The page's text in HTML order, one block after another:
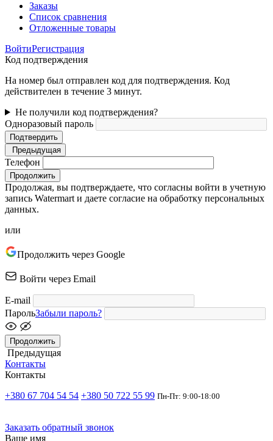
Заказы
Список сравнения
Отложенные товары
ВойтиРегистрация
Код подтверждения
На номер был отправлен код для подтверждения. Код
действителен в течение 3 минут.
Не получили код подтверждения?
Одноразовый пароль
Подтвердить
Предыдущая
Телефон
Продолжить
Продолжая, вы подтверждаете, что согласны войти в учетную
запись Watermart и даете согласие на обработку персональных
данных.
или
Продолжить через Google
Войти через Email
E-mail
ПарольЗабыли пароль?
Продолжить
Предыдущая
Контакты
Контакты
+380 67 704 54 54 +380 50 722 55 99 Пн-Пт: 9:00-18:00
Заказать обратный звонок
Ваше имя